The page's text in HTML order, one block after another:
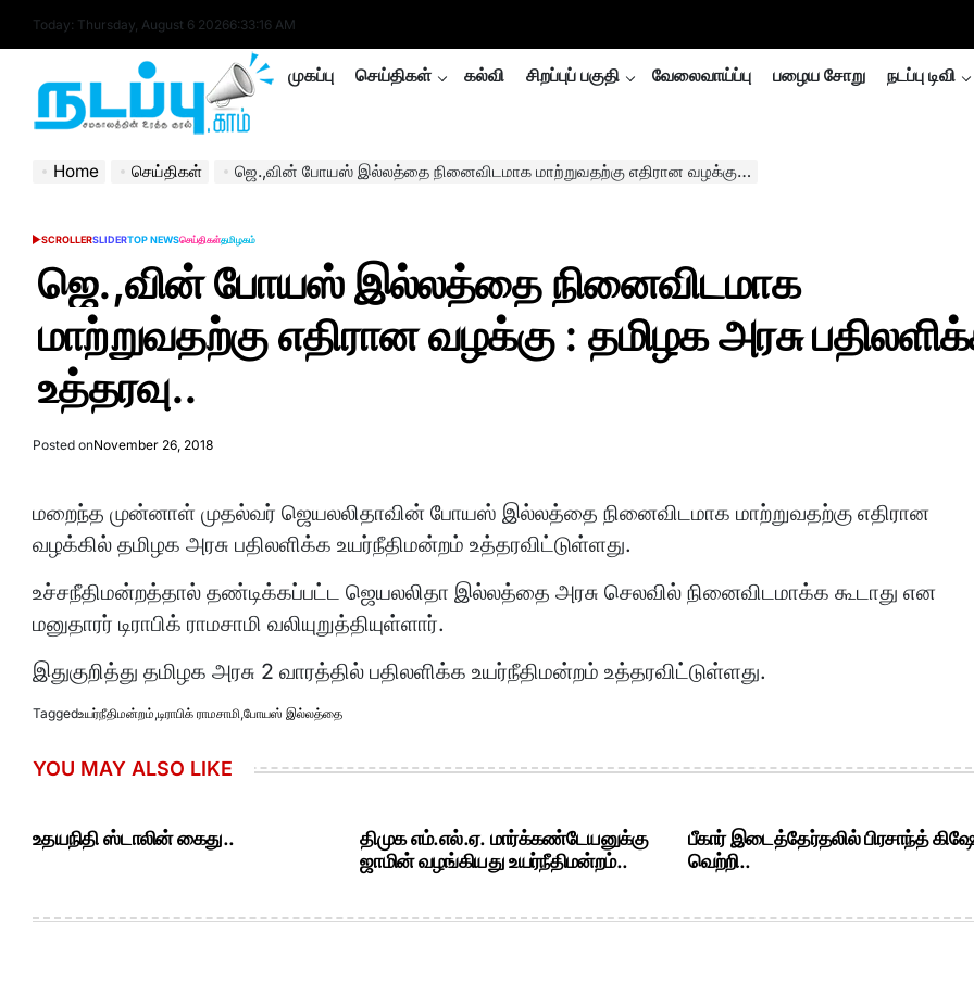
Today: Thursday, August 6 20266:33:17 AM
nadappu.com
முகப்பு செய்திகள் கல்வி சிறப்புப் பகுதி வேலைவாய்ப்பு பழைய சோறு நடப்பு டிவி
Home செய்திகள் ஜெ.,வின் போயஸ் இல்லத்தை நினைவிடமாக மாற்றுவதற்கு எதிரான வழக்கு : தமிழக அரசு பதிலளிக்க உத்தரவு..
POSTED
SCROLLERSLIDERTOP NEWSசெய்திகள்தமிழகம்
ஜெ.,வின் போயஸ் இல்லத்தை நினைவிடமாக
மாற்றுவதற்கு எதிரான வழக்கு : தமிழக அரசு
உத்தரவு..
Posted onNovember 26, 2018
மறைந்த முன்னாள் முதல்வர் ஜெயலலிதாவின் போயஸ் இல்லத்தை நினைவிடமாக மாற்றுவதற்கு எதிரான
வழக்கில் தமிழக அரசு பதிலளிக்க உயர்நீதிமன்றம் உத்தரவிட்டுள்ளது.
உச்சநீதிமன்றத்தால் தண்டிக்கப்பட்ட ஜெயலலிதா இல்லத்தை அரசு செலவில் நினைவிடமாக்க கூடாது என
மனுதாரர் டிராபிக் ராமசாமி வலியுறுத்தியுள்ளார்.
இதுகுறித்து தமிழக அரசு 2 வாரத்தில் பதிலளிக்க உயர்நீதிமன்றம் உத்தரவிட்டுள்ளது.
Taggedஉயர்நீதிமன்றம்,டிராபிக் ராமசாமி,போயஸ் இல்லத்தை
YOU MAY ALSO LIKE
உதயநிதி ஸ்டாலின் கைது..
திமுக எம்.எல்.ஏ. மார்க்கண்டேயனுக்கு
ஜாமின் வழங்கியது உயர்நீதிமன்றம்..
பீகார் இடைத்தேர்தலில் பிரசாந்த்
வெற்றி..